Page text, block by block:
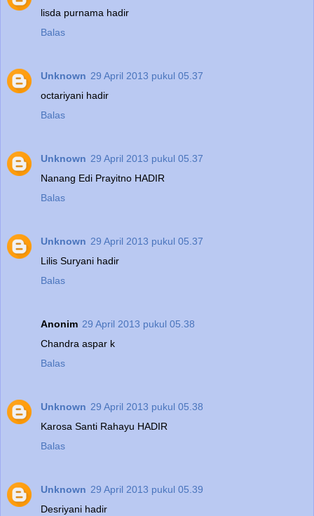
lisda purnama hadir
Balas
Unknown 29 April 2013 pukul 05.37
octariyani hadir
Balas
Unknown 29 April 2013 pukul 05.37
Nanang Edi Prayitno HADIR
Balas
Unknown 29 April 2013 pukul 05.37
Lilis Suryani hadir
Balas
Anonim 29 April 2013 pukul 05.38
Chandra aspar k
Balas
Unknown 29 April 2013 pukul 05.38
Karosa Santi Rahayu HADIR
Balas
Unknown 29 April 2013 pukul 05.39
Desriyani hadir